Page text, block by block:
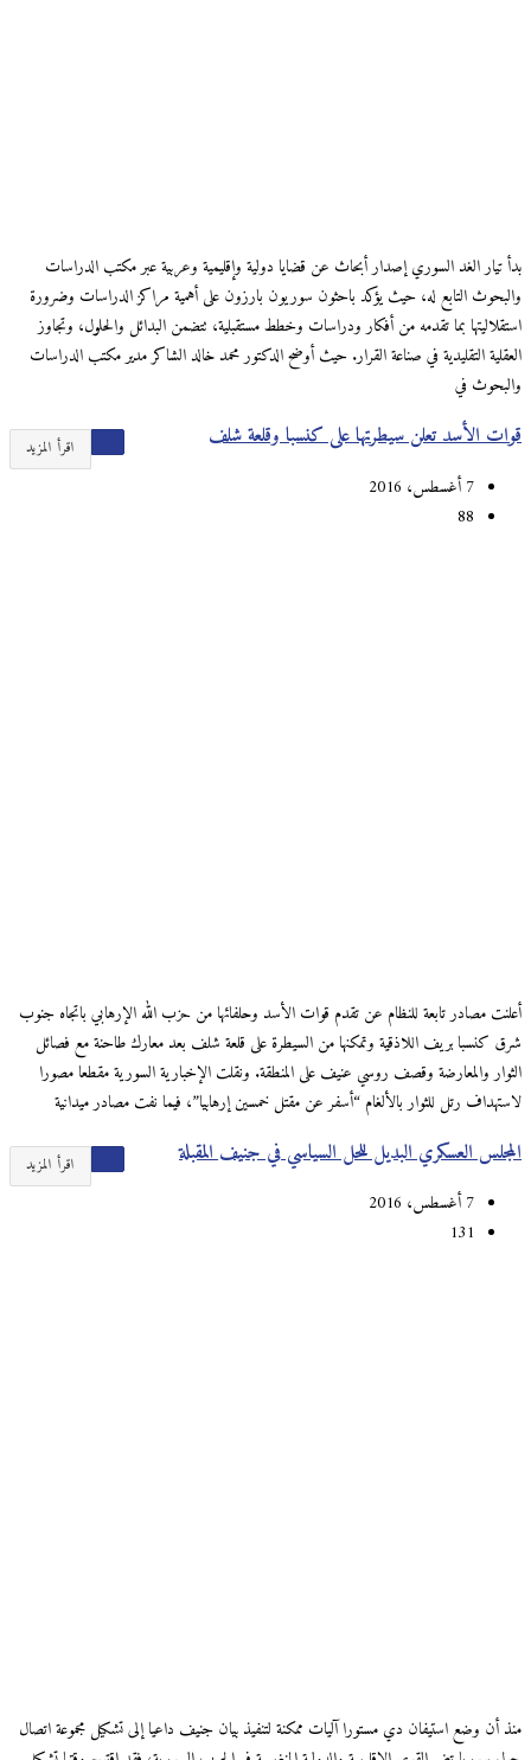
بدأ تيار الغد السوري إصدار أبحاث عن قضايا دولية وإقليمية وعربية عبر مكتب الدراسات
والبحوث التابع له، حيث يؤكد باحثون سوريون بارزون على أهمية مراكز الدراسات وضرورة
استقلاليتها بما تقدمه من أفكار ودراسات وخطط مستقبلية، تتضمن البدائل والحلول، وتجاوز
العقلية التقليدية في صناعة القرار. حيث أوضح الدكتور محمد خالد الشاكر مدير مكتب الدراسات
والبحوث في
اقرأ المزيد قوات الأسد تعلن سيطرتها على كنسبا وقلعة شلف
88
أعلنت مصادر تابعة للنظام عن تقدم قوات الأسد وحلفائها من حزب الله الإرهابي باتجاه جنوب
شرق كنسبا بريف اللاذقية وتمكنها من السيطرة على قلعة شلف بعد معارك طاحنة مع فصائل
الثوار والمعارضة وقصف روسي عنيف على المنطقة. ونقلت الإخبارية السورية مقطعا مصورا
لاستهداف رتل للثوار بالألغام “أسفر عن مقتل خمسين إرهابيا”، فيما نفت مصادر ميدانية
اقرأ المزيد المجلس العسكري البديل للحل السياسي في جنيف المقبلة
131
منذ أن وضع استيفان دي مستورا آليات ممكنة لتنفيذ بيان جنيف داعيا إلى تشكيل مجموعة اتصال